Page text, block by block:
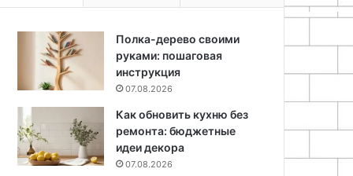
Полка-дерево своими
руками: пошаговая
инструкция
07.08.2026
Как обновить кухню без
ремонта: бюджетные
идеи декора
07.08.2026